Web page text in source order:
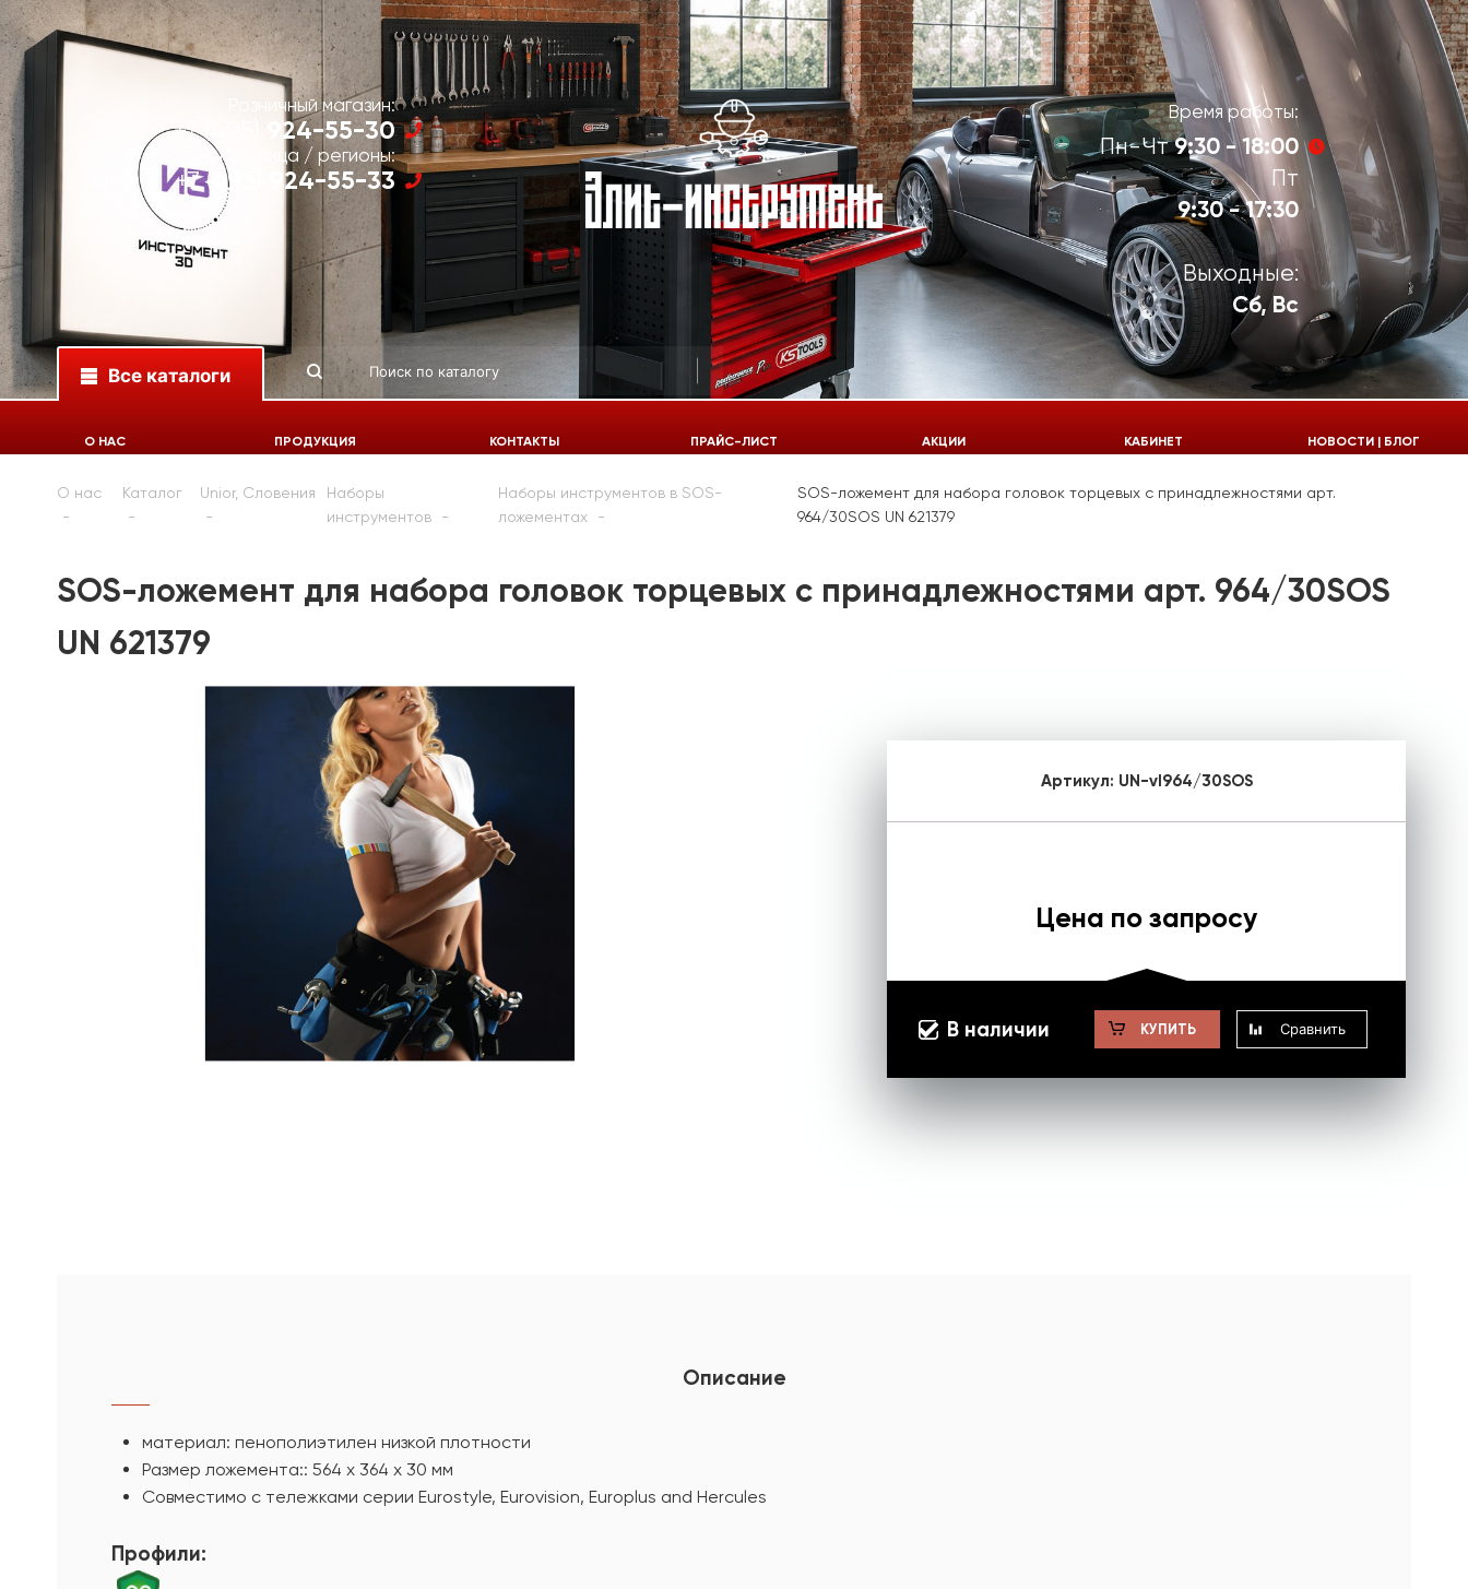
Розничный магазин:
+7 (495) 924-55-30
Юр. лица / регионы:
+7 (495) 924-55-33
Время работы:
Пн-Чт9:30 - 18:00
Пт
9:30 - 17:30
Выходные:
Сб, Вс
Все каталоги
924-55-33
О НАС ПРОДУКЦИЯ КОНТАКТЫ ПРАЙС-ЛИСТ АКЦИИ КАБИНЕТ НОВОСТИ | БЛОГ
О нас Каталог Unior, Словения
Наборы
инструментов
Наборы инструментов в SOS-
ложементах
SOS-ложемент для набора головок торцевых с принадлежностями арт.
964/30SOS UN 621379
SOS-ложемент для набора головок торцевых с принадлежностями арт. 964/30SOS
UN 621379
Артикул: UN-vl964/30SOS
Цена по запросу
В наличии КУПИТЬ Сравнить
Описание
материал: пенополиэтилен низкой плотности
Размер ложемента:: 564 х 364 х 30 мм
Совместимо с тележками серии Eurostyle, Eurovision, Europlus and Hercules
Профили: